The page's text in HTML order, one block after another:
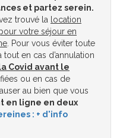
et partez serein.
trouvé la
location
votre séjour en
. Pour vous éviter toute
en cas d’annulation
Covid avant le
ou en cas de
au bien que vous
en ligne en deux
: + d'info